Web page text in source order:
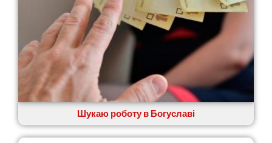
Світловодськ
Святопетрівське
Тальне
Тарасівка
Тернопіль
Тернівка
Трускавець
Тульчин
Українка
Умань
Шукаю роботу в Богуславі